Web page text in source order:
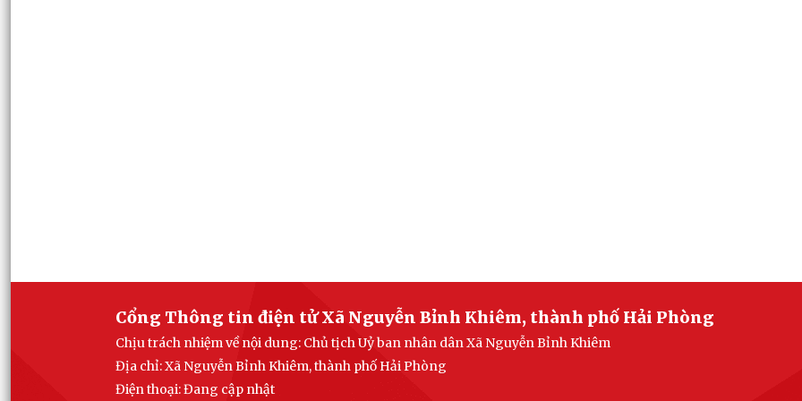
Cổng Thông tin điện tử Xã Nguyễn Bỉnh Khiêm, thành phố Hải Phòng
Chịu trách nhiệm về nội dung: Chủ tịch Uỷ ban nhân dân Xã Nguyễn Bỉnh Khiêm
Địa chỉ: Xã Nguyễn Bỉnh Khiêm, thành phố Hải Phòng
Điện thoại: Đang cập nhật